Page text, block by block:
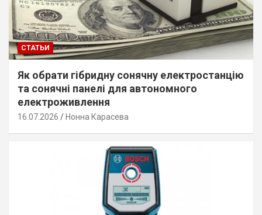
СТАТЬИ
Як обрати гібридну сонячну електростанцію
та сонячні панелі для автономного
електроживлення
16.07.2026 Нонна Карасева